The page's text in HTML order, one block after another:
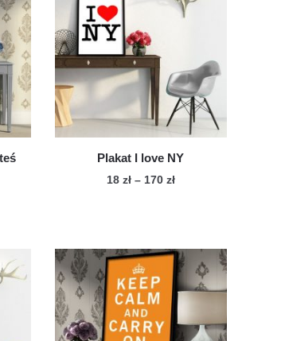
Plakat I love NY
18 zł – 170 złZakres
do
170 zł
ma
wiele
wariantów.
Opcje
można